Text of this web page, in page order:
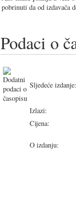
pobrinuti da od izdavača
Podaci o
Sljedeće izdanje:
Izlazi:
Cijena:
O izdanju: